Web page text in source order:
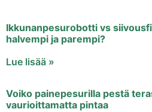
Ikkunanpesurobotti vs
halvempi ja parempi?
Lue lisää »
Voiko painepesurilla pestä
vaurioittamatta pintaa